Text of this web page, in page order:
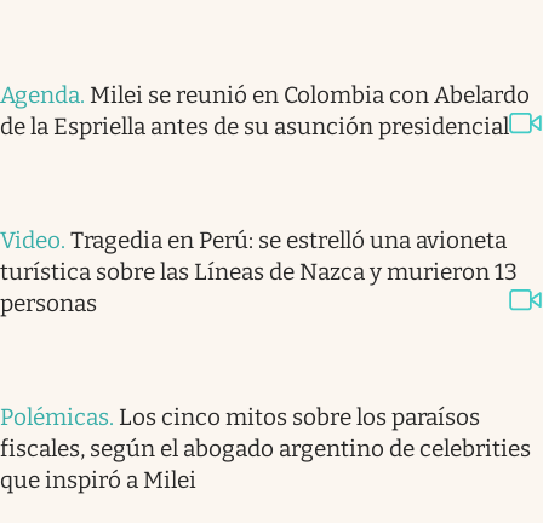
Agenda. Milei se reunió en Colombia con Abelardo
de la Espriella antes de su asunción presidencial
Video. Tragedia en Perú: se estrelló una avioneta
turística sobre las Líneas de Nazca y murieron 13
personas
Polémicas. Los cinco mitos sobre los paraísos
fiscales, según el abogado argentino de celebrities
que inspiró a Milei